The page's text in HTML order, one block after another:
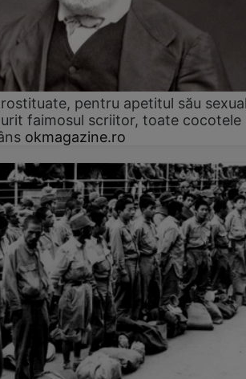
pentru apetitul său
faimosul scriitor, toate cocotele
okmagazine.ro